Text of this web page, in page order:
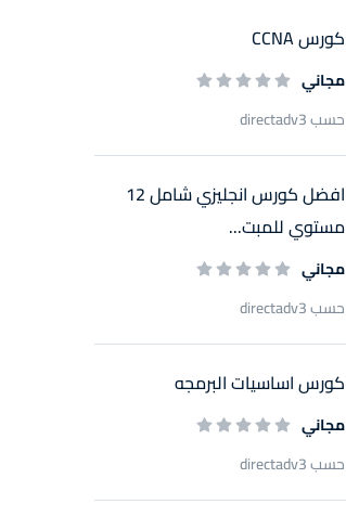
كورس CCNA
مجاني
حسب directadv3
افضل كورس انجليزي شامل 12
مستوي للمبت...
مجاني
حسب directadv3
كورس اساسيات البرمجه
مجاني
حسب directadv3